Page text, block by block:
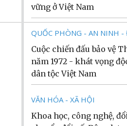
vững ở Việt Nam
QUỐC PHÒNG - AN NINH -
Cuộc chiến đấu bảo vệ
năm 1972 - khát vọng
dân tộc Việt Nam
VĂN HÓA - XÃ HỘI
Khoa học, công nghệ,